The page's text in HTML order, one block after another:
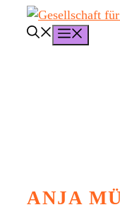
Zum
Inhalt
ANJA